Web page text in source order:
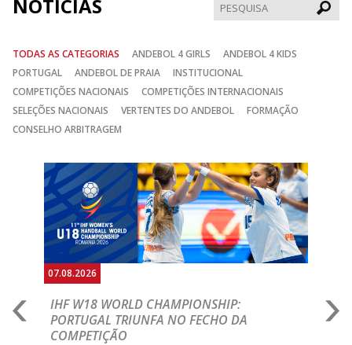
NOTÍCIAS
TODAS AS CATEGORIAS ANDEBOL 4 GIRLS
ANDEBOL 4 KIDS
PORTUGAL
ANDEBOL DE PRAIA
INSTITUCIONAL
COMPETIÇÕES NACIONAIS
COMPETIÇÕES INTERNACIONAIS
SELEÇÕES NACIONAIS
VERTENTES DO ANDEBOL
FORMAÇÃO
CONSELHO ARBITRAGEM
07.08.2026
IHF W18 WORLD CHAMPIONSHIP:
PORTUGAL TRIUNFA NO FECHO DA
COMPETIÇÃO
Anterior